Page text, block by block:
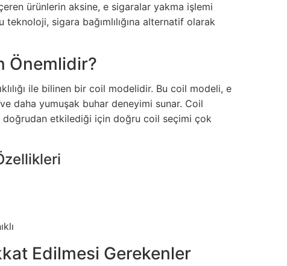
ürünlerin aksine, e sigaralar yakma işlemi
teknoloji, sigara bağımlılığına alternatif olarak
Önemlidir?
ile bilinen bir coil modelidir. Bu coil modeli, e
daha yumuşak buhar deneyimi sunar. Coil
doğrudan etkilediği için doğru coil seçimi çok
Edilmesi Gerekenler